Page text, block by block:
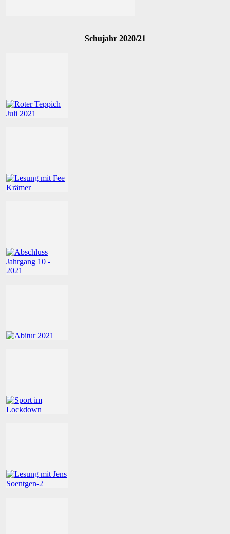
Schujahr 2020/21